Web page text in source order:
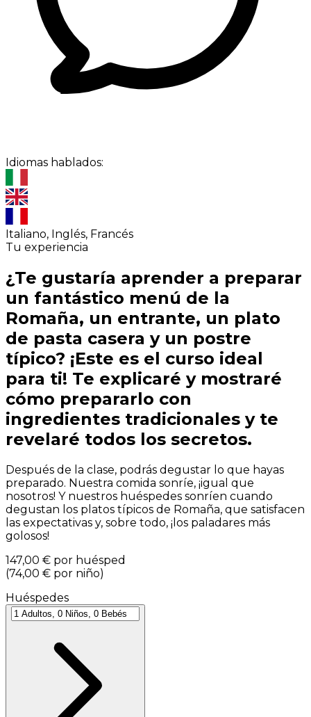
Idiomas hablados:
Italiano, Inglés, Francés
Tu experiencia
¿Te gustaría aprender a preparar
un fantástico menú de la
Romaña, un entrante, un plato
de pasta casera y un postre
típico? ¡Este es el curso ideal
para ti! Te explicaré y mostraré
cómo prepararlo con
ingredientes tradicionales y te
revelaré todos los secretos.
Después de la clase, podrás degustar lo que hayas
preparado. Nuestra comida sonríe, ¡igual que
nosotros! Y nuestros huéspedes sonríen cuando
degustan los platos típicos de Romaña, que satisfacen
las expectativas y, sobre todo, ¡los paladares más
golosos!
147,00 € por huésped
(74,00 € por niño)
Huéspedes